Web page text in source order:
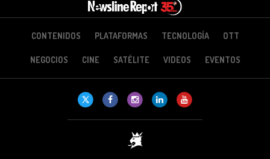
CONTENIDOS PLATAFORMAS TECNOLOGÍA OTT
NEGOCIOS CINE SATÉLITE VIDEOS EVENTOS